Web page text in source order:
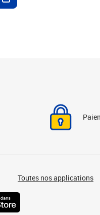
Toutes nos applications